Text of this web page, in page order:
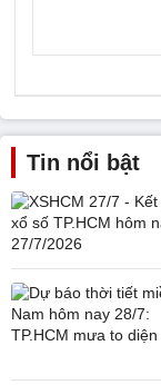
Tin nổi bật